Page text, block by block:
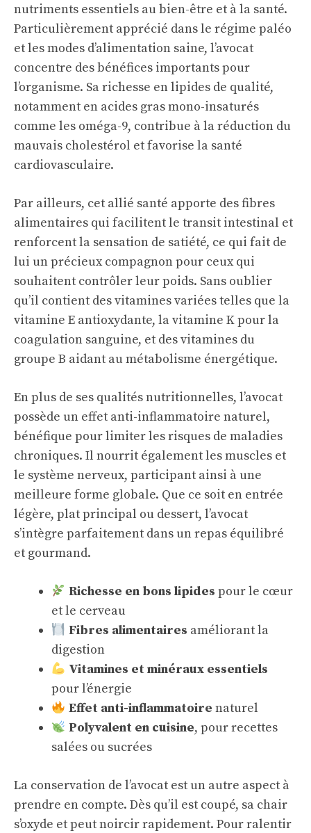
nutriments essentiels au bien-être et à la santé.
Particulièrement apprécié dans le régime paléo
et les modes d’alimentation saine, l’avocat
concentre des bénéfices importants pour
l’organisme. Sa richesse en lipides de qualité,
notamment en acides gras mono-insaturés
comme les oméga-9, contribue à la réduction du
mauvais cholestérol et favorise la santé
cardiovasculaire.
Par ailleurs, cet allié santé apporte des fibres
alimentaires qui facilitent le transit intestinal et
renforcent la sensation de satiété, ce qui fait de
lui un précieux compagnon pour ceux qui
souhaitent contrôler leur poids. Sans oublier
qu’il contient des vitamines variées telles que la
vitamine E antioxydante, la vitamine K pour la
coagulation sanguine, et des vitamines du
groupe B aidant au métabolisme énergétique.
En plus de ses qualités nutritionnelles, l’avocat
possède un effet anti-inflammatoire naturel,
bénéfique pour limiter les risques de maladies
chroniques. Il nourrit également les muscles et
le système nerveux, participant ainsi à une
meilleure forme globale. Que ce soit en entrée
légère, plat principal ou dessert, l’avocat
s’intègre parfaitement dans un repas équilibré
et gourmand.
Richesse en bons lipides pour le cœur
et le cerveau
Fibres alimentaires améliorant la
digestion
Vitamines et minéraux essentiels
pour l’énergie
Effet anti-inflammatoire naturel
Polyvalent en cuisine, pour recettes
salées ou sucrées
La conservation de l’avocat est un autre aspect à
prendre en compte. Dès qu’il est coupé, sa chair
s’oxyde et peut noircir rapidement. Pour ralentir